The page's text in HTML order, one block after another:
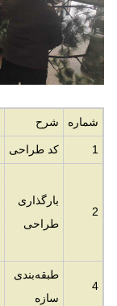
شماره شرح
1 کد طراحی
2
بارگذاری
طراحی
4
طبقه‌بندی
سازه